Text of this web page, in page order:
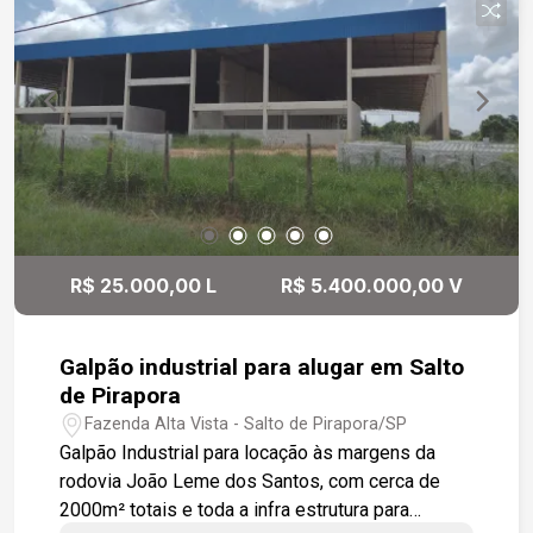
R$ 25.000,00 L R$ 5.400.000,00 V
Galpão industrial para alugar em Salto
de Pirapora
Fazenda Alta Vista - Salto de Pirapora/SP
Galpão Industrial para locação às margens da
rodovia João Leme dos Santos, com cerca de
2000m² totais e toda a infra estrutura para